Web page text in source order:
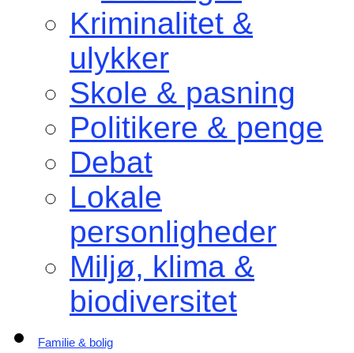
Kriminalitet &
ulykker
Skole & pasning
Politikere & penge
Debat
Lokale
personligheder
Miljø, klima &
biodiversitet
Familie & bolig